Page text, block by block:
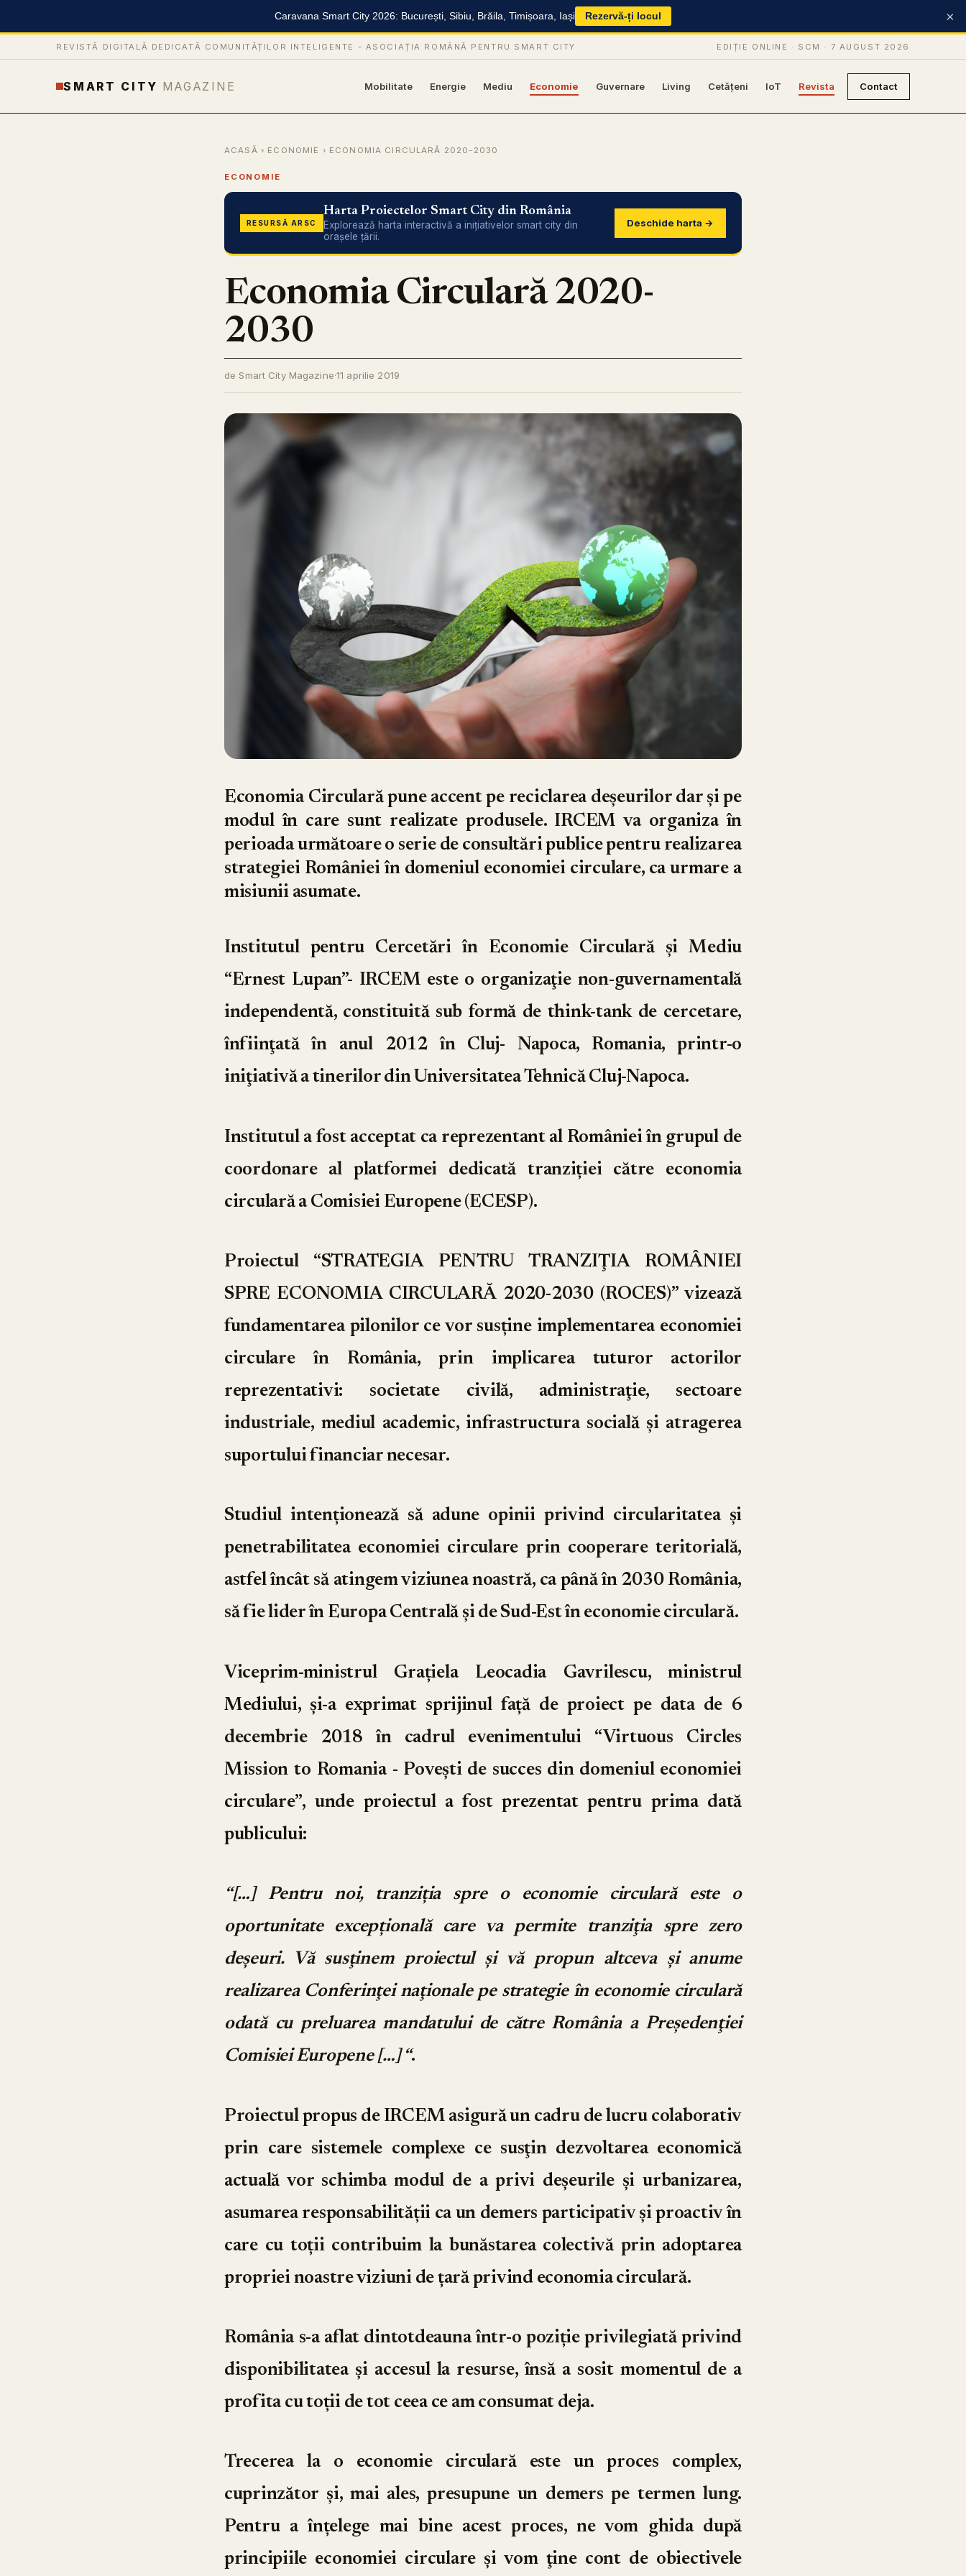
Caravana Smart City 2026: București, Sibiu, Brăila, Timișoara, Iași Rezervă-ți locul ×
REVISTĂ DIGITALĂ DEDICATĂ COMUNITĂȚILOR INTELIGENTE - ASOCIAȚIA ROMÂNĂ PENTRU SMART CITY EDIȚIE ONLINE · SCM · 7 AUGUST 2026
SMART CITY MAGAZINE Mobilitate Energie Mediu Economie Guvernare Living Cetățeni IoT Revista Contact
ACASĂ › ECONOMIE › ECONOMIA CIRCULARĂ 2020-2030
ECONOMIE
RESURSĂ ARSC
Harta Proiectelor Smart City din România
Explorează harta interactivă a inițiativelor smart city din
orașele țării.
Deschide harta →
Economia Circulară 2020-
2030
de Smart City Magazine·11 aprilie 2019
Economia Circulară pune accent pe reciclarea deşeurilor dar şi pe
modul în care sunt realizate produsele. IRCEM va organiza în
perioada următoare o serie de consultări publice pentru realizarea
strategiei României în domeniul economiei circulare, ca urmare a
misiunii asumate.
Institutul pentru Cercetări în Economie Circulară şi Mediu
“Ernest Lupan”- IRCEM este o organizaţie non-guvernamentală
independentă, constituită sub formă de think-tank de cercetare,
înfiinţată în anul 2012 în Cluj- Napoca, Romania, printr-o
iniţiativă a tinerilor din Universitatea Tehnică Cluj-Napoca.
Institutul a fost acceptat ca reprezentant al României în grupul de
coordonare al platformei dedicată tranziției către economia
circulară a Comisiei Europene (ECESP).
Proiectul “STRATEGIA PENTRU TRANZIŢIA ROMÂNIEI
SPRE ECONOMIA CIRCULARĂ 2020-2030 (ROCES)” vizează
fundamentarea pilonilor ce vor susține implementarea economiei
circulare în România, prin implicarea tuturor actorilor
reprezentativi: societate civilă, administraţie, sectoare
industriale, mediul academic, infrastructura socială și atragerea
suportului financiar necesar.
Studiul intenționează să adune opinii privind circularitatea și
penetrabilitatea economiei circulare prin cooperare teritorială,
astfel încât să atingem viziunea noastră, ca până în 2030 România,
să fie lider în Europa Centrală şi de Sud-Est în economie circulară.
Viceprim-ministrul Grațiela Leocadia Gavrilescu, ministrul
Mediului, și-a exprimat sprijinul față de proiect pe data de 6
decembrie 2018 în cadrul evenimentului “Virtuous Circles
Mission to Romania - Poveşti de succes din domeniul economiei
circulare”, unde proiectul a fost prezentat pentru prima dată
publicului:
“[…] Pentru noi, tranziția spre o economie circulară este o
oportunitate excepțională care va permite tranziţia spre zero
deşeuri. Vă susţinem proiectul şi vă propun altceva şi anume
realizarea Conferinţei naţionale pe strategie în economie circulară
odată cu preluarea mandatului de către România a Preşedenţiei
Comisiei Europene […] “.
Proiectul propus de IRCEM asigură un cadru de lucru colaborativ
prin care sistemele complexe ce susţin dezvoltarea economică
actuală vor schimba modul de a privi deșeurile și urbanizarea,
asumarea responsabilității ca un demers participativ și proactiv în
care cu toții contribuim la bunăstarea colectivă prin adoptarea
propriei noastre viziuni de țară privind economia circulară.
România s-a aflat dintotdeauna într-o poziție privilegiată privind
disponibilitatea și accesul la resurse, însă a sosit momentul de a
profita cu toții de tot ceea ce am consumat deja.
Trecerea la o economie circulară este un proces complex,
cuprinzător și, mai ales, presupune un demers pe termen lung.
Pentru a înțelege mai bine acest proces, ne vom ghida după
principiile economiei circulare şi vom ţine cont de obiectivele